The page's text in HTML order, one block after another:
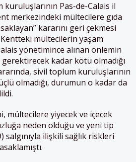
Pas-de-Calais il
merkezindeki mültecilere gıda
kararını geri çekmesi
mültecilerin yaşam
yönetimince alınan önlemin
kadar kötü olmadığı
sivil toplum kuruluşlarının
olmadığı, durumun o kadar da
mültecilere yiyecek ve içecek
neden olduğu ve yeni tip
ilişkili sağlık riskleri